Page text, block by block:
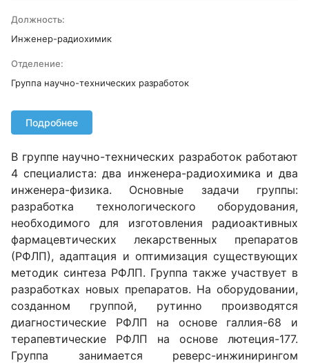
Должность:
Инженер-радиохимик
Отделение:
Группа научно-технических разработок
Подробнее
В группе научно-технических разработок работают
4 специалиста: два инженера-радиохимика и два
инженера-физика. Основные задачи группы:
разработка технологического оборудования,
необходимого для изготовления радиоактивных
фармацевтических лекарственных препаратов
(РФЛП), адаптация и оптимизация существующих
методик синтеза РФЛП. Группа также участвует в
разработках новых препаратов. На оборудовании,
созданном группой, рутинно производятся
диагностические РФЛП на основе галлия-68 и
терапевтические РФЛП на основе лютеция-177.
Группа занимается реверс-инжинирингом